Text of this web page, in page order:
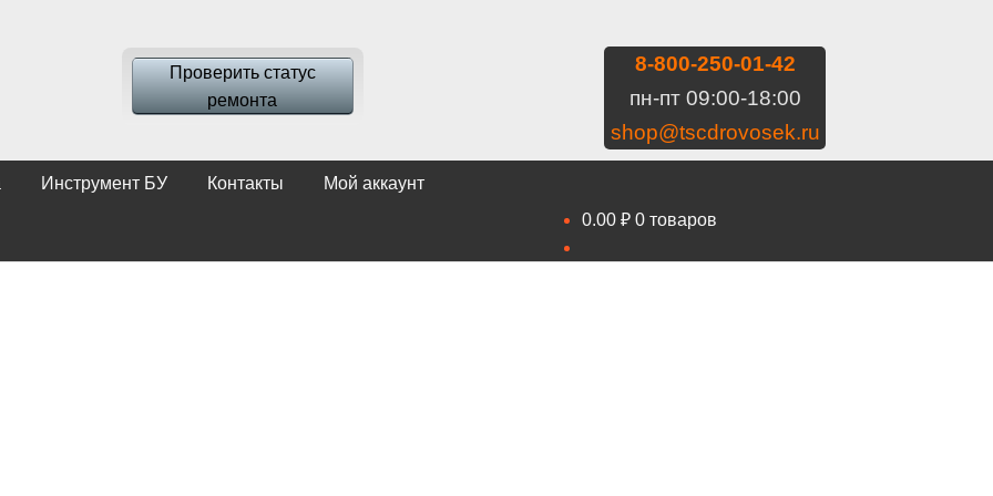
Проверить статус
ремонта
8-800-250-01-42
пн-пт 09:00-18:00
shop@tscdrovosek.ru
Инструмент БУ Контакты
Мой аккаунт
0.00 ₽ 0 товаров